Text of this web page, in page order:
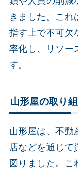
きました。これ
指す上で不可欠
率化し、リソー
す。
山形屋の取り
山形屋は、不動
店などを通じて
図りました。こ